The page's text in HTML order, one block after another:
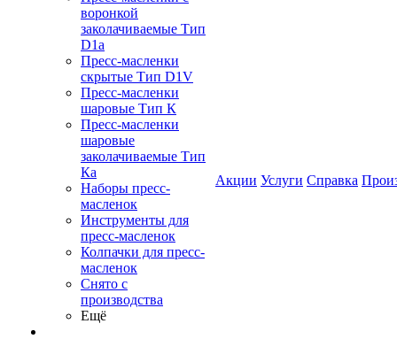
воронкой
заколачиваемые Тип
D1a
Пресс-масленки
скрытые Тип D1V
Пресс-масленки
шаровые Тип К
Пресс-масленки
шаровые
заколачиваемые Тип
Кa
Наборы пресс-
масленок
Инструменты для
пресс-масленок
Колпачки для пресс-
масленок
Снято с
производства
Ещё
Акции Услуги Справка